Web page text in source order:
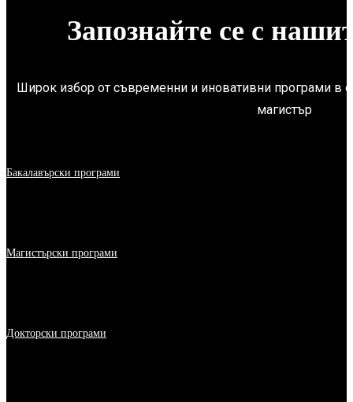
Запознайте се с
Широк избор от съвременни и иновативни програми в
магистър
Бакалавърски програми
Магистърски програми
Докторски програми